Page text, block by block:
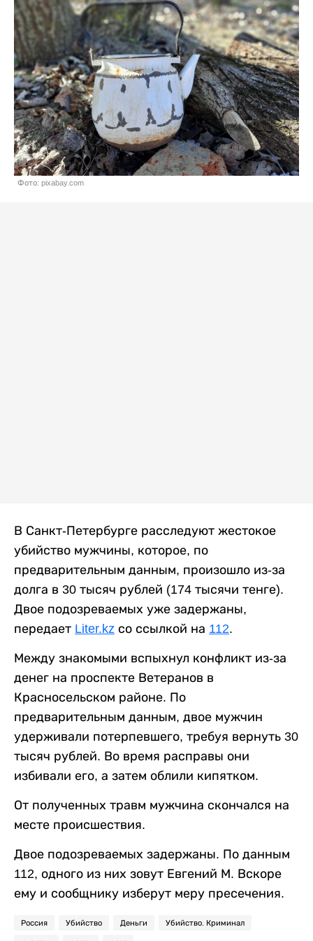
Фото: pixabay.com
В Санкт-Петербурге расследуют жестокое
убийство мужчины, которое, по
предварительным данным, произошло из-за
долга в 30 тысяч рублей (174 тысячи тенге).
Двое подозреваемых уже задержаны,
передает Liter.kz со ссылкой на 112.
Между знакомыми вспыхнул конфликт из-за
денег на проспекте Ветеранов в
Красносельском районе. По
предварительным данным, двое мужчин
удерживали потерпевшего, требуя вернуть 30
тысяч рублей. Во время расправы они
избивали его, а затем облили кипятком.
От полученных травм мужчина скончался на
месте происшествия.
Двое подозреваемых задержаны. По данным
112, одного из них зовут Евгений М. Вскоре
ему и сообщнику изберут меру пресечения.
Россия Убийство Деньги Убийство. Криминал